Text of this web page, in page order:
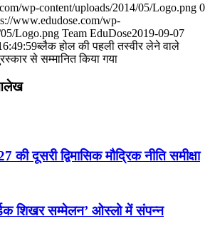
28-31 जुलाई 2026
25-27 जुलाई 2026
wp-content/uploads/2014/05/Logo.png 0
www.edudose.com/wp-
Logo.png Team EduDose2019-09-07
ब्लैक होल की पहली तस्वीर लेने वाले
से सम्मानित किया गया
की दूसरी द्विमासिक मौद्रिक नीति समीक्षा
शिखर सम्मेलन’ ओस्लो में संपन्न